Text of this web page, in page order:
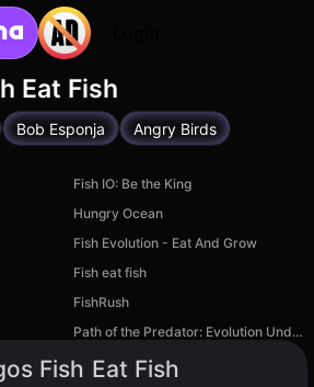
Eat Fish
Bob Esponja Angry Birds
Fish IO: Be the King
Hungry Ocean
Fish Evolution - Eat And Grow
Fish eat fish
FishRush
Path of the Predator: Evolution Underwater
Fish Eat Fish